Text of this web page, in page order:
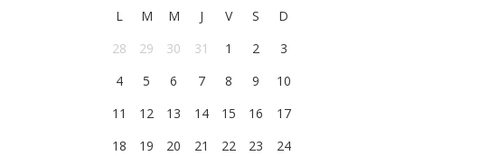
L M M J V S
D
28
29 30 31 1 2
3
4
5 6 7 8 9
10
11
12 13 14 15 16
17
18
19 20 21 22 23
24